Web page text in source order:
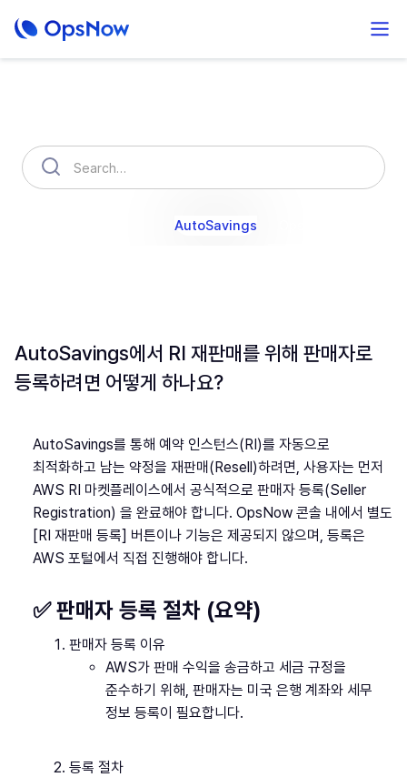
AutoSavings
AutoSavings에서 RI 재판매를 위해 판매자로
등록하려면 어떻게 하나요?
AutoSavings를 통해 예약 인스턴스(RI)를 자동으로
최적화하고 남는 약정을 재판매(Resell)하려면, 사용자는 먼저
AWS RI 마켓플레이스에서 공식적으로 판매자 등록(Seller
Registration) 을 완료해야 합니다. OpsNow 콘솔 내에서 별도
[RI 재판매 등록] 버튼이나 기능은 제공되지 않으며, 등록은
AWS 포털에서 직접 진행해야 합니다.
✅ 판매자 등록 절차 (요약)
판매자 등록 이유
AWS가 판매 수익을 송금하고 세금 규정을
준수하기 위해, 판매자는 미국 은행 계좌와 세무
정보 등록이 필요합니다.
등록 절차